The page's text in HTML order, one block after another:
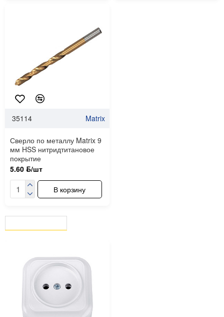
35114 Matrix
Сверло по металлу Matrix 9
мм HSS нитридтитановое
покрытие
5.60 ƃ/шт
В корзину